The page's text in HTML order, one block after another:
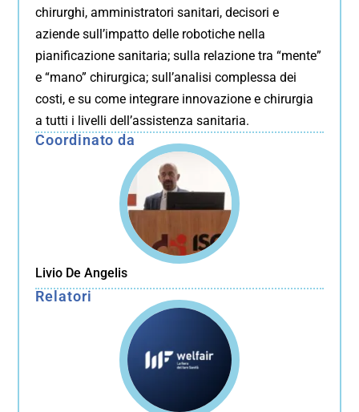
chirurghi, amministratori sanitari, decisori e
aziende sull’impatto delle robotiche nella
pianificazione sanitaria; sulla relazione tra “mente”
e “mano” chirurgica; sull’analisi complessa dei
costi, e su come integrare innovazione e chirurgia
a tutti i livelli dell’assistenza sanitaria.
Coordinato da
Livio De Angelis
Relatori